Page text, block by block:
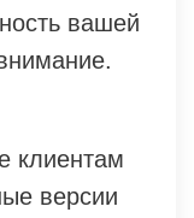
вашей
клиентам
версии